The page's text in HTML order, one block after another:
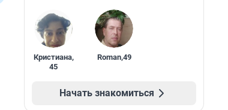
Кристиана,
45
Roman,49
Начать знакомиться